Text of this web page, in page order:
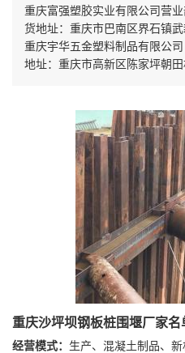
重庆富强塑胶实业有限公司营
货地址：重庆市巴南区界石镇
重庆宇华五金塑料制品有限公
地址：重庆市高新区陈家坪朝田
重庆沙坪坝钢板桩围堰厂家名
经营模式： 生产、混凝土制品、